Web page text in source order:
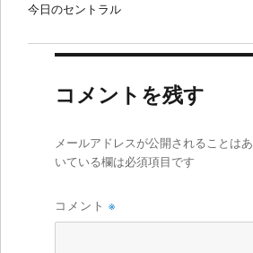
今日のセントラル
コメントを残す
メールアドレスが公開されることはあ
いている欄は必須項目です
コメント ※